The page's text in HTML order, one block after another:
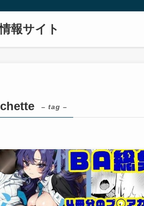
報サイト
– tag –